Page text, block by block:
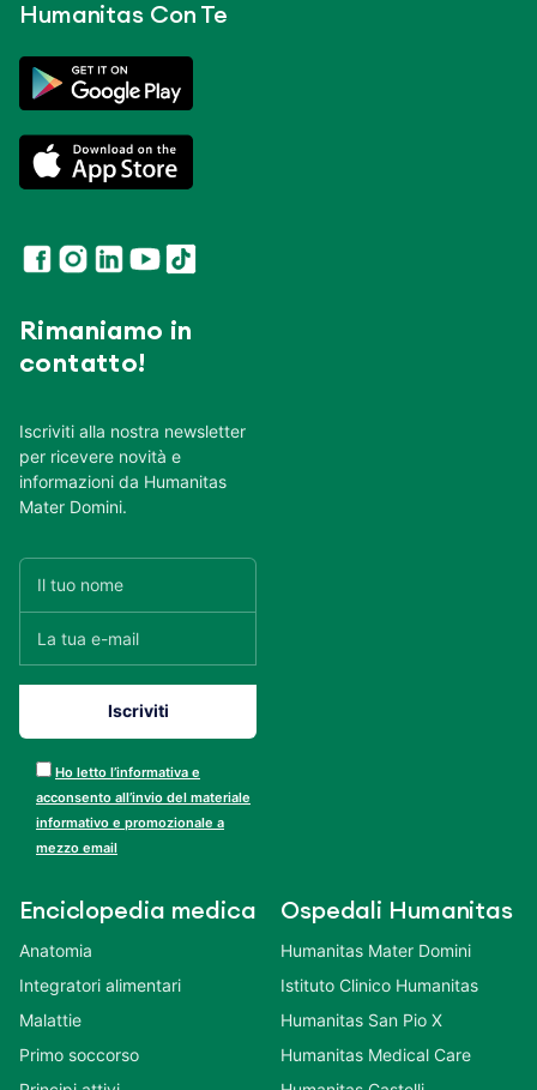
Humanitas Con Te
Rimaniamo in
contatto!
Iscriviti alla nostra newsletter
per ricevere novità e
informazioni da Humanitas
Mater Domini.
Ho letto l’informativa e
acconsento all’invio del materiale
informativo e promozionale a
mezzo email
Enciclopedia medica
Anatomia
Integratori alimentari
Malattie
Primo soccorso
Ospedali Humanitas
Humanitas Mater Domini
Istituto Clinico Humanitas
Humanitas San Pio X
Humanitas Medical Care